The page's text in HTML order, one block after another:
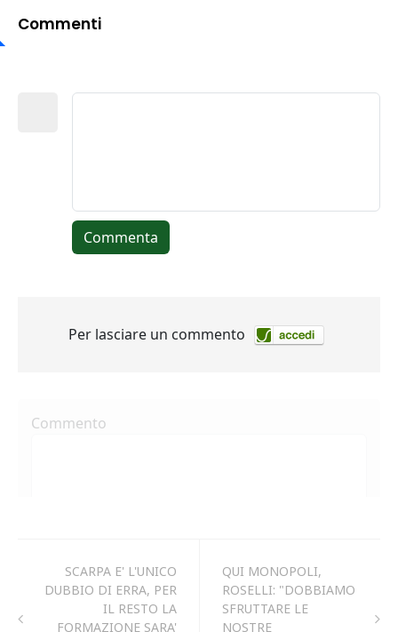
Commenti
SCARPA E' L'UNICO
DUBBIO DI ERRA, PER
IL RESTO LA
FORMAZIONE SARA'
QUI MONOPOLI,
ROSELLI: "DOBBIAMO
SFRUTTARE LE
NOSTRE